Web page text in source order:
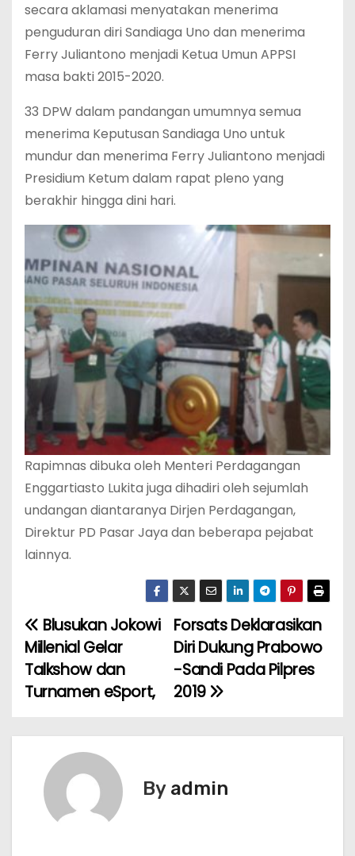
secara aklamasi menyatakan menerima
penguduran diri Sandiaga Uno dan menerima
Ferry Juliantono menjadi Ketua Umun APPSI
masa bakti 2015-2020.
33 DPW dalam pandangan umumnya semua
menerima Keputusan Sandiaga Uno untuk
mundur dan menerima Ferry Juliantono menjadi
Presidium Ketum dalam rapat pleno yang
berakhir hingga dini hari.
Rapimnas dibuka oleh Menteri Perdagangan
Enggartiasto Lukita juga dihadiri oleh sejumlah
undangan diantaranya Dirjen Perdagangan,
Direktur PD Pasar Jaya dan beberapa pejabat
lainnya.
N
a
v
i
Forsats Deklarasikan
Diri Dukung Prabowo
-Sandi Pada Pilpres
2019
Blusukan Jokowi
Millenial Gelar
Talkshow dan
Turnamen eSport,
By admin